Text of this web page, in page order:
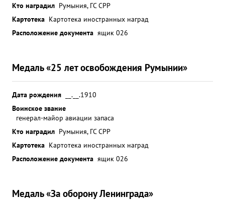
Кто наградил Румыния, ГС СРР
Картотека Картотека иностранных наград
Расположение документа ящик 026
Медаль «25 лет освобождения Румынии»
Дата рождения
__.__.1910
Воинское звание
генерал-майор авиации запаса
Кто наградил Румыния, ГС СРР
Картотека Картотека иностранных наград
Расположение документа ящик 026
Медаль «За оборону Ленинграда»